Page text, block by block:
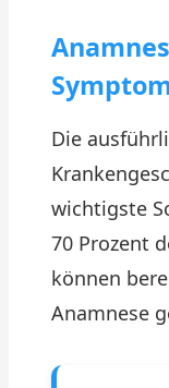
Die
wichtigste
70 Prozent
können
Anamnese